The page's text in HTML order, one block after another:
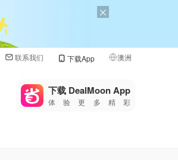
联系我们 下载App 澳洲
🇺🇸
🇨🇳 中国
下载 DealMoon App
体验更多精彩